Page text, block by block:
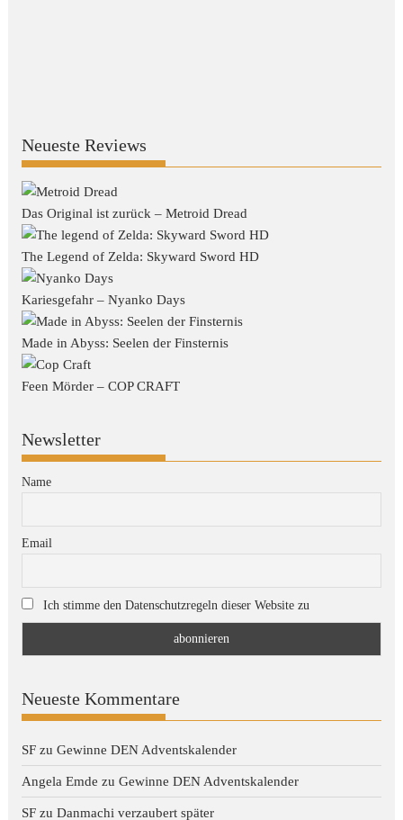
Neueste Reviews
Das Original ist zurück – Metroid Dread
The Legend of Zelda: Skyward Sword HD
Kariesgefahr – Nyanko Days
Made in Abyss: Seelen der Finsternis
Feen Mörder – COP CRAFT
Newsletter
Name
Email
Ich stimme den Datenschutzregeln dieser Website zu
Neueste Kommentare
SF zuGewinne DEN Adventskalender
Angela Emde zuGewinne DEN Adventskalender
SF zuDanmachi verzaubert später